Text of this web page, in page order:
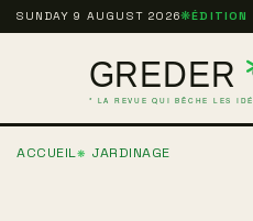
Aller
SUNDAY 9 AUGUST 2026❋ÉDITION
ACCUEIL JARDINAGE